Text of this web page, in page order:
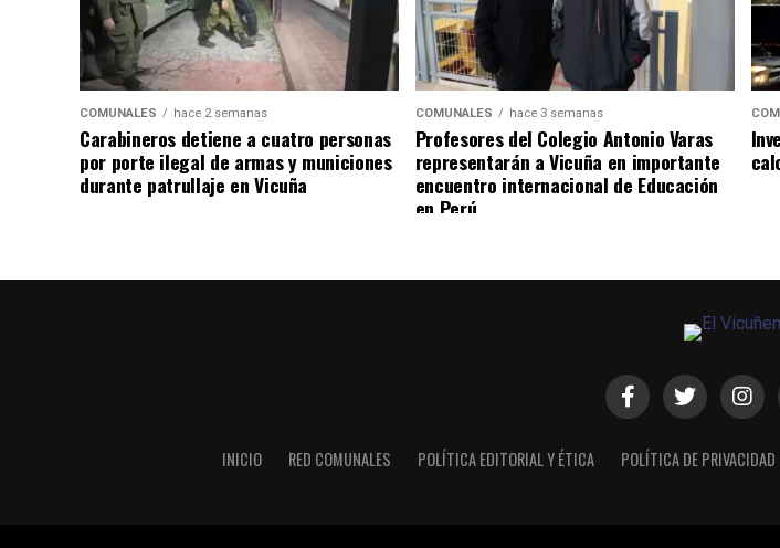
COMUNALES hace 2 semanas
Carabineros detiene a cuatro personas
por porte ilegal de armas y municiones
durante patrullaje en Vicuña
COMUNALES hace 3 semanas
Profesores del Colegio Antonio Varas
representarán a Vicuña en importante
encuentro internacional de Educación
en Perú
INICIO RED COMUNALES POLÍTICA EDITORIAL Y ÉTICA POLÍTICA DE PRIVACIDAD